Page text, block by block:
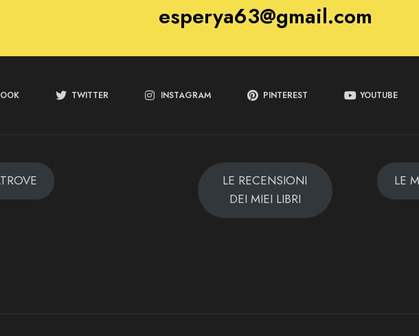
esperya63@gmail.com
TWITTER INSTAGRAM PINTEREST YOUTUBE
LE RECENSIONI
DEI MIEI LIBRI
LE